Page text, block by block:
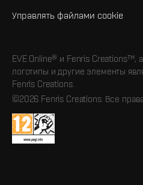
Управлять файлами cookie
EVE Online® и Fenris Creations™,
логотипы и другие элементы
Fenris Creations.
©2026 Fenris Creations. Все